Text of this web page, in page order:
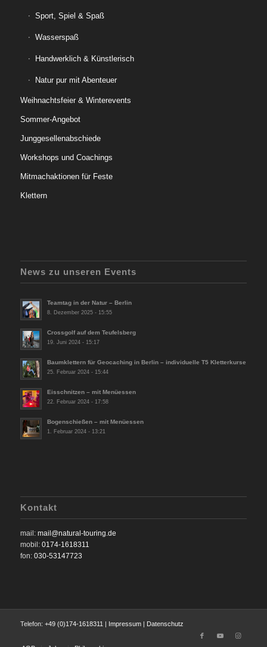
Sport, Spiel & Spaß
Wasserspaß
Handwerklich & Künstlerisch
Natur pur mit Abenteuer
Weihnachtsfeier & Winterevents
Sommer-Angebot
Junggesellenabschiede
Workshops und Coachings
Mitmachaktionen für Feste
Klettern
News zu unseren Events
Teamtag in der Natur – Berlin
8. Dezember 2025 - 15:55
Crossgolf auf dem Teufelsberg
19. Juni 2024 - 15:17
Baumklettern für Geocaching in Berlin – individuelle T5 Kletterkurse
25. Februar 2024 - 15:44
Eisschnitzen – mit Menüessen
22. Februar 2024 - 17:58
Bogenschießen – mit Menüessen
1. Februar 2024 - 13:21
Kontakt
mail: mail@natural-touring.de
mobil: 0174-1618311
fon: 030-53147723
Telefon: +49 (0)174-1618311 | Impressum| Datenschutz